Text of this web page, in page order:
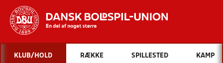
Hvad vil du søge efter?
KLUB/HOLD RÆKKE SPILLESTED KAMP